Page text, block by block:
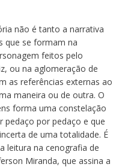
não é tanto a narrativa
que se formam na
feitos pelo
ou na aglomeração de
as referências externas ao
maneira ou de outra. O
forma uma constelação
pedaço por pedaço e que
de uma totalidade. É
leitura na cenografia de
Miranda, que assina a